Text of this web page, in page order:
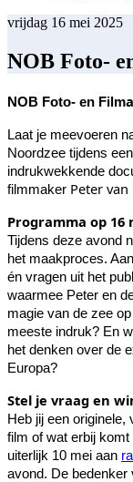
vrijdag 16 mei 2025
NOB Foto-
NOB Foto- en Film
Laat je meevoeren
Noordzee tijdens
indrukwekkende
filmmaker Peter
Programma op 16
Tijdens deze avond
het maakproces.
én vragen uit het
waarmee Peter en
magie van de zee
meeste indruk? En
het denken over de
Europa?
Stel je vraag en
Heb jij een
film of wat erbij
uiterlijk 10 mei aan
avond. De bedenker